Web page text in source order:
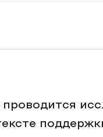
проводится